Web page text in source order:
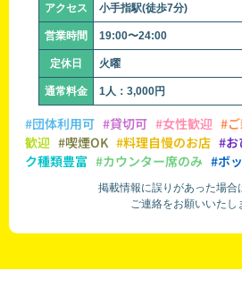
アクセス 小手指駅(徒歩7分)
営業時間 19:00〜24:00
定休日 火曜
通常料金 1人：3,000円
#団体利用可 #貸切可 #女性歓迎 #
歓迎 #喫煙OK #料理自慢のお店 #お
ク種類豊富 #カウンター席のみ #ボ
掲載情報に誤りがあった場合
ご連絡をお願いいたし